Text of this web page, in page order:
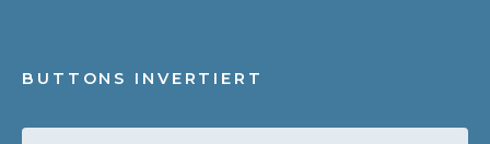
BUTTONS INVERTIERT